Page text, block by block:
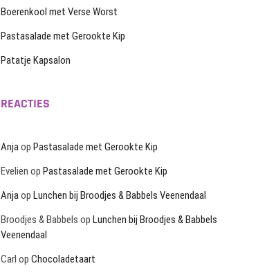
Boerenkool met Verse Worst
Pastasalade met Gerookte Kip
Patatje Kapsalon
REACTIES
Anjaop Pastasalade met Gerookte Kip
Evelien op Pastasalade met Gerookte Kip
Anjaop Lunchen bij Broodjes & Babbels Veenendaal
Broodjes & Babbels op Lunchen bij Broodjes & Babbels
Veenendaal
Carl op Chocoladetaart